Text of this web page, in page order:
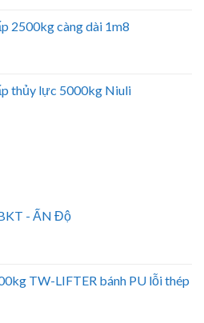
2500kg càng dài 1m8
thủy lực 5000kg Niuli
- ẤN Độ
TW-LIFTER bánh PU lỗi thép